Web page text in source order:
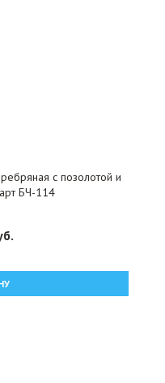
с позолотой и
БЧ-114